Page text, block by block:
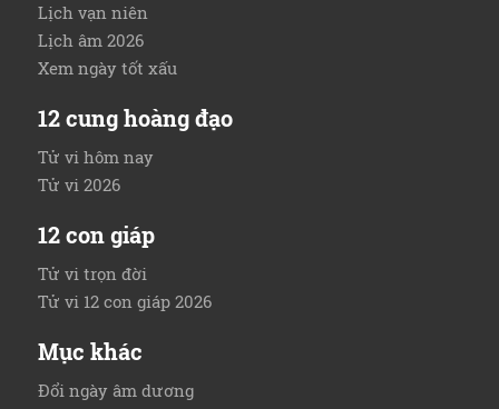
Lịch vạn niên
Lịch âm 2026
Xem ngày tốt xấu
12 cung hoàng đạo
Tử vi hôm nay
Tử vi 2026
12 con giáp
Tử vi trọn đời
Tử vi 12 con giáp 2026
Mục khác
Đổi ngày âm dương